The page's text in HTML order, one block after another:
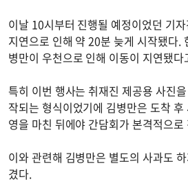
이날 10시부터 진행될 예정이었던 기
지연으로 인해 약 20분 늦게 시작됐다.
병만이 우천으로 인해 이동이 지연됐다
특히 이번 행사는 취재진 제공용 사진
작되는 형식이었기에 김병만은 도착
영을 마친 뒤에야 간담회가 본격적으로
이와 관련해 김병만은 별도의 사과도
겼다.